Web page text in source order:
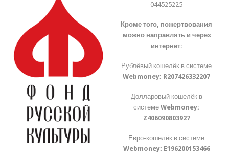
044525225
Кроме того, пожертвования
можно направлять и через
интернет:
Рублёвый кошелёк в системе
Webmoney: R207426332207
Долларовый кошелёк в
системеWebmoney:
Z406090803927
Евро-кошелёк в системе
Webmoney: E196200153466